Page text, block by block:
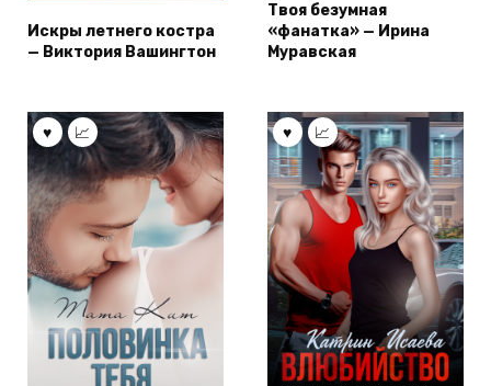
Искры летнего костра
— Виктория Вашингтон
Твоя безумная
«фанатка» — Ирина
Муравская